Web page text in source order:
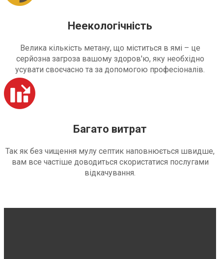
Неекологічність
Велика кількість метану, що міститься в ямі – це
серйозна загроза вашому здоров'ю, яку необхідно
усувати своєчасно та за допомогою професіоналів.
Багато витрат
Так як без чищення мулу септик наповнюється швидше,
вам все частіше доводиться скористатися послугами
відкачування.